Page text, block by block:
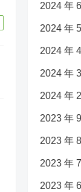
2024 年
2024 年
2024 年
2024 年
2024 年
2023 年
2023 年
2023 年
2023 年